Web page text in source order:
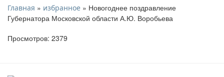
Главная » избранное » Новогоднее поздравление
Губернатора Московской области А.Ю. Воробьева
Просмотров: 2379